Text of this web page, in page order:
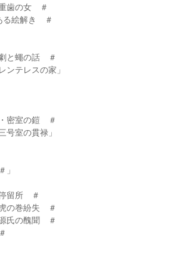
歯の女 ＃
絵解き ＃
と蠅の話 ＃
テレスの家」
密室の鎧 ＃
室の貫禄」
留所 ＃
の巻紛失 ＃
氏の醜聞 ＃